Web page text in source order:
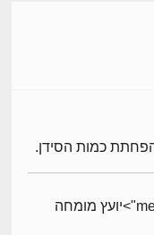
כמות הסידן.
ארז מירב -meirav.com" target="_blank">יועץ מומחה